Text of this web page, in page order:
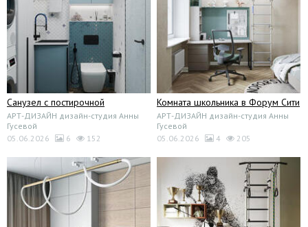
Санузел с постирочной
АРТ-ДИЗАЙН дизайн-студия Анны
Гусевой
05.06.2026
6 152
Комната школьника в Форум Сити
АРТ-ДИЗАЙН дизайн-студия Анны
Гусевой
05.06.2026
4 205